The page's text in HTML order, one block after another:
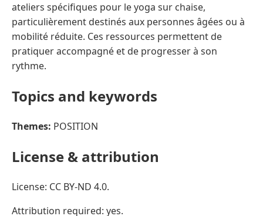
ateliers spécifiques pour le yoga sur chaise,
particulièrement destinés aux personnes âgées ou à
mobilité réduite. Ces ressources permettent de
pratiquer accompagné et de progresser à son
rythme.
Topics and keywords
Themes: POSITION
License & attribution
License: CC BY-ND 4.0.
Attribution required: yes.